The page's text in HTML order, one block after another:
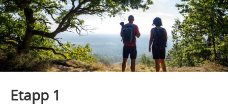
Etapp 1